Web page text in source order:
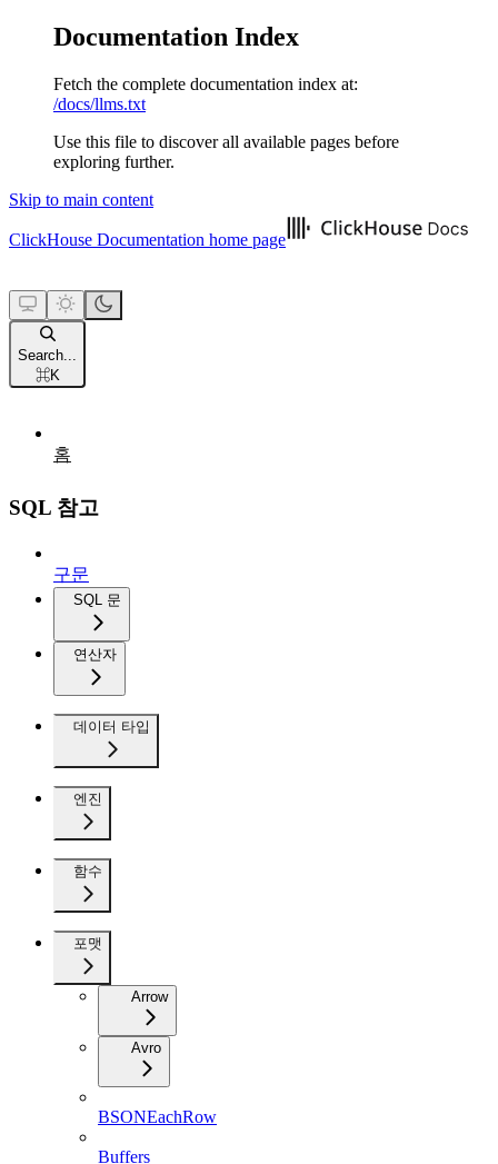
Documentation Index
Fetch the complete documentation index at:
/docs/llms.txt
Use this file to discover all available pages before
exploring further.
Skip to main content
ClickHouse Documentation home page
Search...
⌘K
홈
SQL 참고
구문
SQL 문
연산자
데이터 타입
엔진
함수
포맷
Arrow
Avro
BSONEachRow
Buffers